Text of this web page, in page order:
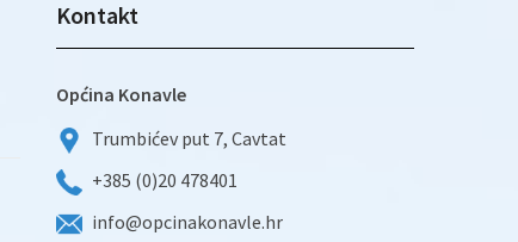
Kontakt
Općina Konavle
Trumbićev put 7, Cavtat
+385 (0)20 478401
info@opcinakonavle.hr